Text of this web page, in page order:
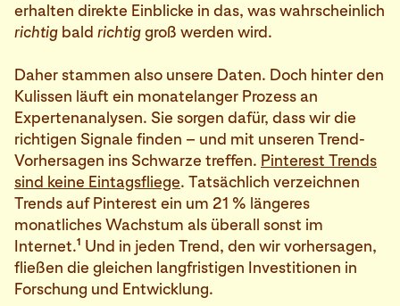
erhalten direkte Einblicke in das, was wahrscheinlich
richtig bald richtiggroß werden wird.
Daher stammen also unsere Daten. Doch hinter den
Kulissen läuft ein monatelanger Prozess an
Expertenanalysen. Sie sorgen dafür, dass wir die
richtigen Signale finden – und mit unseren Trend-
Vorhersagen ins Schwarze treffen. Pinterest Trends
sind keine Eintagsfliege. Tatsächlich verzeichnen
Trends auf Pinterest ein um 21 % längeres
monatliches Wachstum als überall sonst im
Internet.1 Und in jeden Trend, den wir vorhersagen,
fließen die gleichen langfristigen Investitionen in
Forschung und Entwicklung.